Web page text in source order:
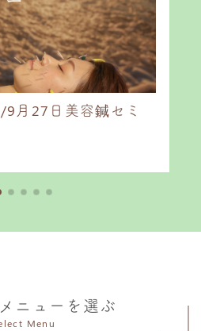
月27日美容鍼セミ
ニューを選ぶ
Menu